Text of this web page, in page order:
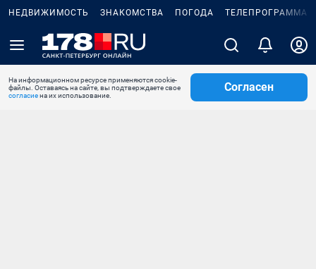
НЕДВИЖИМОСТЬ ЗНАКОМСТВА ПОГОДА ТЕЛЕПРОГРАММА
На информационном ресурсе применяются cookie-
файлы. Оставаясь на сайте, вы подтверждаете свое
согласиена их использование.
Согласен